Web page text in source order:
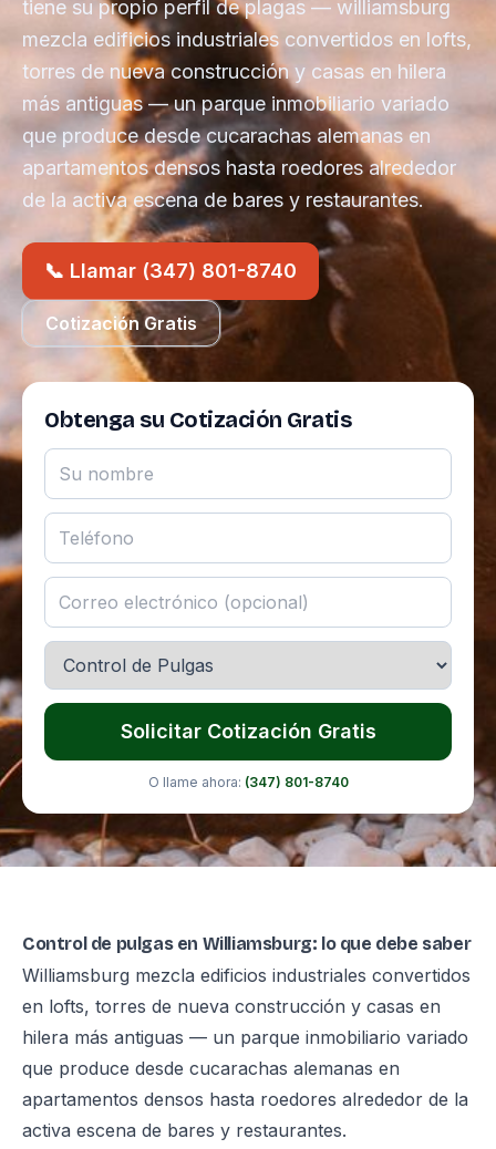
tiene su propio perfil de plagas — williamsburg
mezcla edificios industriales convertidos en lofts,
torres de nueva construcción y casas en hilera
más antiguas — un parque inmobiliario variado
que produce desde cucarachas alemanas en
apartamentos densos hasta roedores alrededor
de la activa escena de bares y restaurantes.
📞 Llamar (347) 801-8740
Cotización Gratis
Obtenga su Cotización Gratis
Solicitar Cotización Gratis
O llame ahora: (347) 801-8740
Control de pulgas en Williamsburg: lo que debe saber
Williamsburg mezcla edificios industriales convertidos
en lofts, torres de nueva construcción y casas en
hilera más antiguas — un parque inmobiliario variado
que produce desde cucarachas alemanas en
apartamentos densos hasta roedores alrededor de la
activa escena de bares y restaurantes.